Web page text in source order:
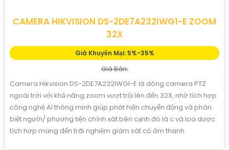
CAMERA HIKVISION DS-2DE7A232IWG1-E ZOOM
32X
Giá Khuyến Mại: 5%-35%
Giá Bán:
Camera Hikvision DS-2DE7A232IWG1-E là dòng camera PTZ
ngoài trời với khả năng zoom vượt trội lên đến 32X, nhờ tích hợp
công nghệ AI thông minh giúp phát hiện chuyển động và phân
biệt người/ phương tiện chính xát bên cạnh đó là c và loa dược
tích hợp mang đến trãi nghiệm giám sát có âm thanh